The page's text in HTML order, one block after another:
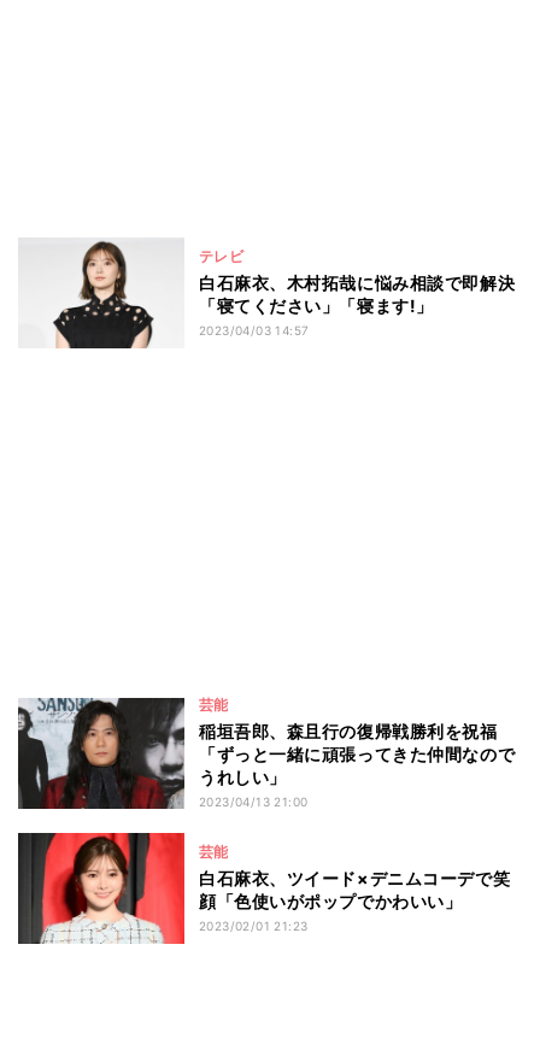
テレビ
白石麻衣、木村拓哉に悩み相談で即解決
「寝てください」「寝ます!」
2023/04/03 14:57
芸能
稲垣吾郎、森且行の復帰戦勝利を祝福
「ずっと一緒に頑張ってきた仲間なので
うれしい」
2023/04/13 21:00
芸能
白石麻衣、ツイード×デニムコーデで笑
顔「色使いがポップでかわいい」
2023/02/01 21:23